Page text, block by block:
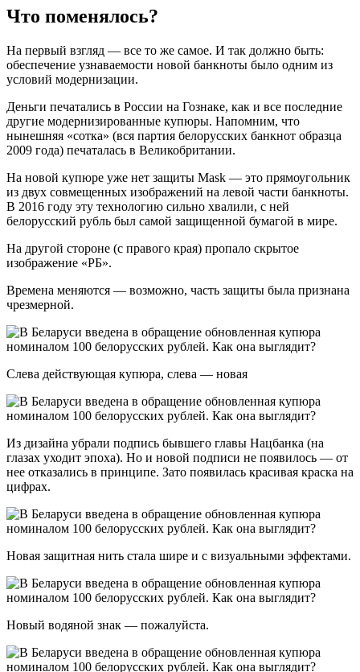
Что поменялось?
На первый взгляд — все то же самое. И так должно быть:
обеспечение узнаваемости новой банкноты было одним из
условий модернизации.
Деньги печатались в России на Гознаке, как и все последние
другие модернизированные купюры. Напомним, что
нынешняя «сотка» (вся партия белорусских банкнот образца
2009 года) печаталась в Великобритании.
На новой купюре уже нет защиты Mask — это прямоугольник
из двух совмещенных изображений на левой части банкноты.
В 2016 году эту технологию сильно хвалили, с ней
белорусский рубль был самой защищенной бумагой в мире.
На другой стороне (с правого края) пропало скрытое
изображение «РБ».
Времена меняются — возможно, часть защиты была признана
чрезмерной.
Слева действующая купюра, слева — новая
Из дизайна убрали подпись бывшего главы Нацбанка (на
глазах уходит эпоха). Но и новой подписи не появилось — от
нее отказались в принципе. Зато появилась красивая краска на
цифрах.
Новая защитная нить стала шире и с визуальными эффектами.
Новый водяной знак — пожалуйста.